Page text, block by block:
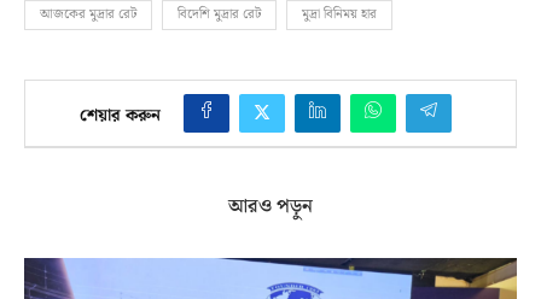
আজকের মুদ্রার রেট বিদেশি মুদ্রার রেট মুদ্রা বিনিময় হার
শেয়ার করুন
আরও পড়ুন